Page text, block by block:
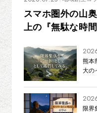
スマホ圏外の山
上の『無駄な時
熊本
大の
限界